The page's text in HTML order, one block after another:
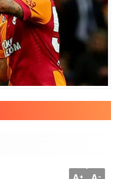
+ -